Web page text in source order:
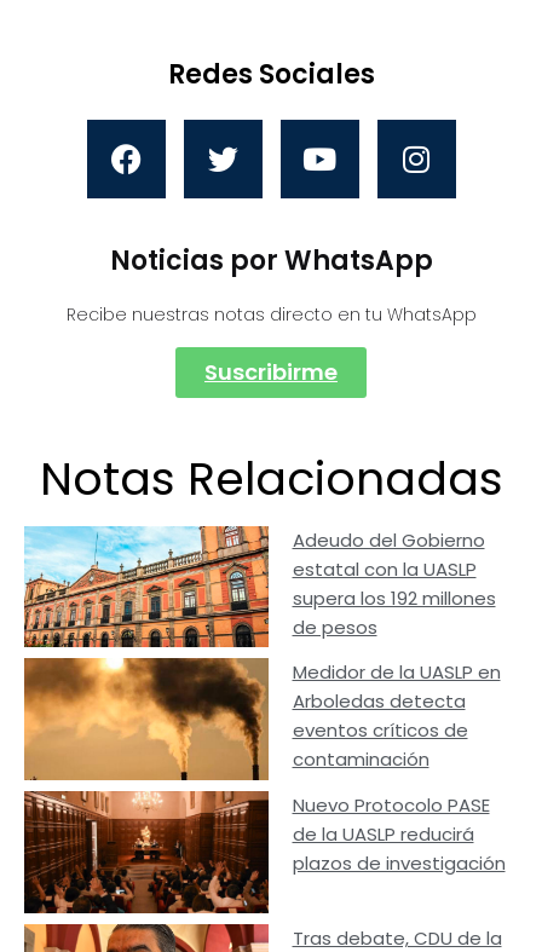
Redes Sociales
Noticias por WhatsApp
Recibe nuestras notas directo en tu WhatsApp
Suscribirme
Notas Relacionadas
Adeudo del Gobierno
estatal con la UASLP
supera los 192 millones
de pesos
Medidor de la UASLP en
Arboledas detecta
eventos críticos de
contaminación
Nuevo Protocolo PASE
de la UASLP reducirá
plazos de investigación
Tras debate, CDU de la